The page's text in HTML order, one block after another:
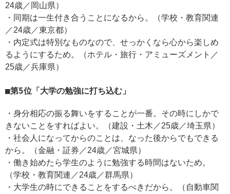
24歳／岡山県）
・同期は一生付き合うことになるから。（学校・教育関連
／24歳／東京都）
・内定式は特別なものなので、せっかくなら心から楽しめ
るようにするため。（ホテル・旅行・アミューズメント／
25歳／兵庫県）
第5位「大学の勉強に打ち込む」
・身分相応の振る舞いをすることが一番。その時にしかで
きないことをすればよい。（建設・土木／25歳／埼玉県）
・社会人になってからのことは、なった後からでもできる
から。（金融・証券／24歳／宮城県）
・働き始めたら学生のように勉強する時間はないため。
（学校・教育関連／24歳／群馬県）
・大学生の時にできることをするべきだから。（自動車関